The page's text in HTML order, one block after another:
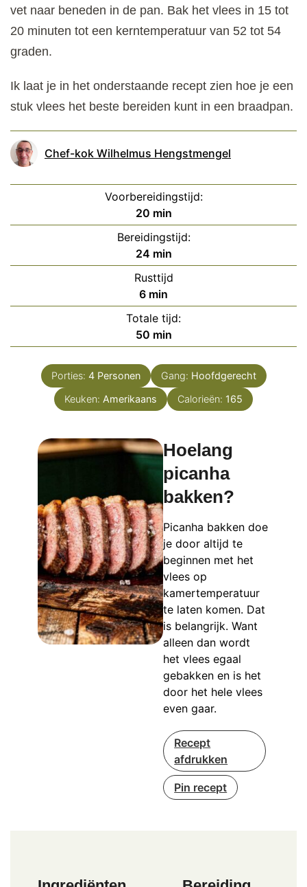
vet naar beneden in de pan. Bak het vlees in 15 tot
20 minuten tot een kerntemperatuur van 52 tot 54
graden.
Ik laat je in het onderstaande recept zien hoe je een
stuk vlees het beste bereiden kunt in een braadpan.
Chef-kok Wilhelmus Hengstmengel
Voorbereidingstijd:
20minuten
min
Bereidingstijd:
24minuten
min
Rusttijd
6minuten
min
Totale tijd:
50minuten
min
Porties: 4 Personen Gang: Hoofdgerecht
Keuken: Amerikaans Calorieën: 165
Hoelang
picanha
bakken?
Picanha bakken doe
je door altijd te
beginnen met het
vlees op
kamertemperatuur
te laten komen. Dat
is belangrijk. Want
alleen dan wordt
het vlees egaal
gebakken en is het
door het hele vlees
even gaar.
Recept
afdrukken
Pin recept